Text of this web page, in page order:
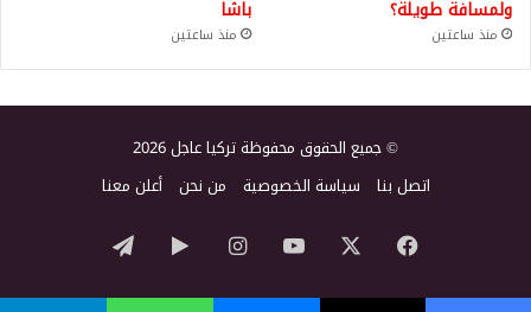
ولمسافة طويلة؟
منذ ساعتين
باشا
منذ ساعتين
© جميع الحقوق محفوظة تركيا عاجل 2026
اتصل بنا سياسة الخصوصية من نحن أعلن معنا
فيسبوك ‫YouTubeانستقرام‏Google
Play
تيلقرام